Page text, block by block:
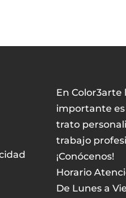
En Color3arte
importante
trato
trabajo
¡Conócenos!
Horario
De Lunes a